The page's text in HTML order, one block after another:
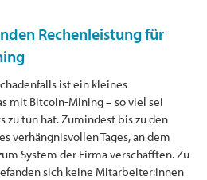
Rechenleistung für
ist ein kleines
mit Bitcoin-Mining – so viel sei
zu tun hat. Zumindest bis zu den
verhängnisvollen Tages, an dem
System der Firma verschafften. Zu
sich keine Mitarbeiter:innen